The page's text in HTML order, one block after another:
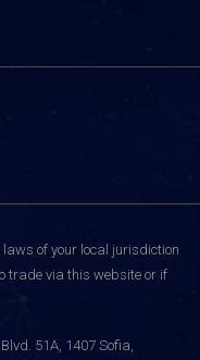
of your local jurisdiction
trade via this website or if
51A, 1407 Sofia,